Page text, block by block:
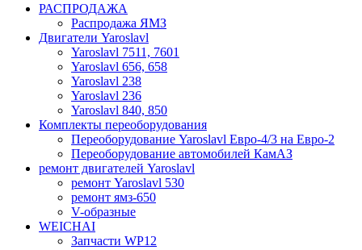
РАСПРОДАЖА
Распродажа ЯМЗ
Двигатели Yaroslavl
Yaroslavl 7511, 7601
Yaroslavl 656, 658
Yaroslavl 238
Yaroslavl 236
Yaroslavl 840, 850
Комплекты переоборудования
Переоборудование Yaroslavl Евро-4/3 на Евро-2
Переоборудование автомобилей КамАЗ
ремонт двигателей Yaroslavl
ремонт Yaroslavl 530
ремонт ямз-650
V-образные
WEICHAI
Запчасти WP12